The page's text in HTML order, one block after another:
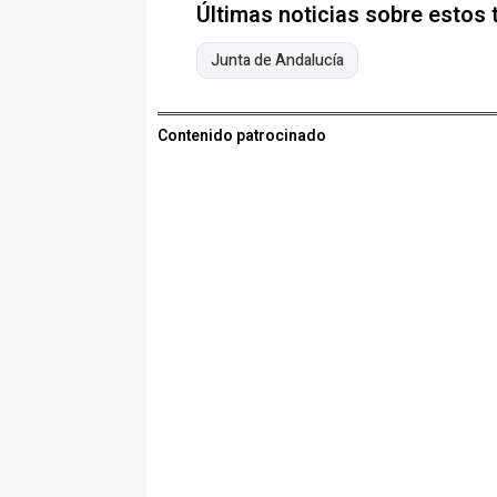
Últimas noticias sobre estos
Junta de Andalucía
Contenido patrocinado